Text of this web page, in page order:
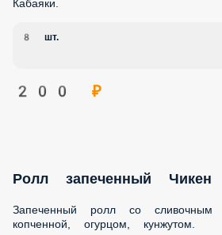
копченной, огурцом, кунжутом.
8 шт.